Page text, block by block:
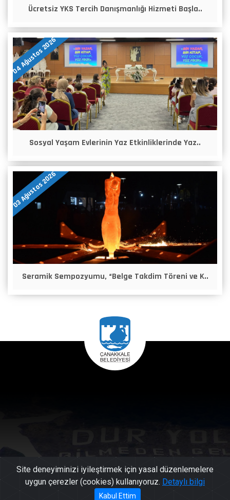
Ücretsiz YKS Tercih Danışmanlığı Hizmeti Başla..
04 Ağustos 2026
Sosyal Yaşam Evlerinin Yaz Etkinliklerinde Yaz..
03 Ağustos 2026
Seramik Sempozyumu, “Belge Takdim Töreni ve K..
Site deneyiminizi iyileştirmek için yasal düzenlemelere
uygun çerezler (cookies) kullanıyoruz. Detaylı bilgi
Kabul Ettim